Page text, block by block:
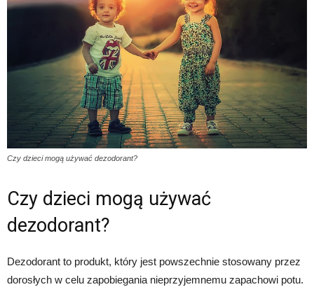
Czy dzieci mogą używać dezodorant?
Czy dzieci mogą używać
dezodorant?
Dezodorant to produkt, który jest powszechnie stosowany przez
dorosłych w celu zapobiegania nieprzyjemnemu zapachowi potu.